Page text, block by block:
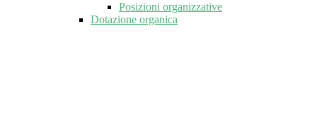
Posizioni organizzative
Dotazione organica